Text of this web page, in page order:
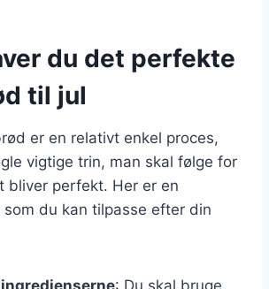
du det perfekte
til jul
er en relativt enkel proces,
vigtige trin, man skal følge for
bliver perfekt. Her er en
du kan tilpasse efter din
: Du skal bruge